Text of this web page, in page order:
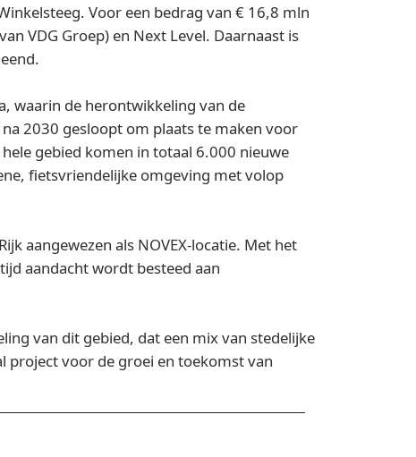
Voor een bedrag van € 16,8 mln
VDG Groep) en Next Level. Daarnaast is
waarin de herontwikkeling van de
2030 gesloopt om plaats te maken voor
gebied komen in totaal 6.000 nieuwe
fietsvriendelijke omgeving met volop
aangewezen als NOVEX-locatie. Met het
aandacht wordt besteed aan
van dit gebied, dat een mix van stedelijke
project voor de groei en toekomst van